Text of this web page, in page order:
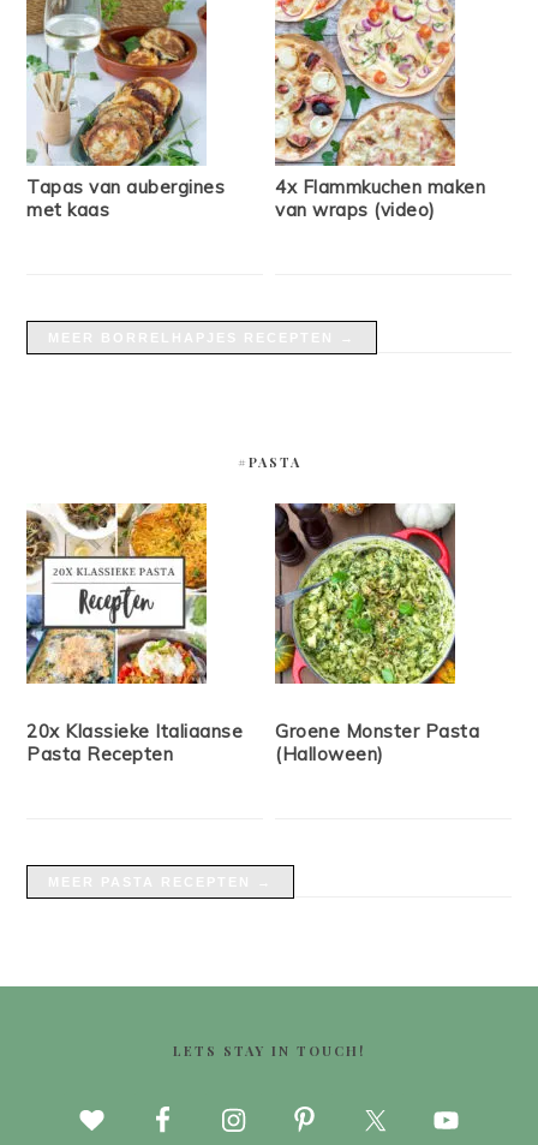
Tapas van aubergines
met kaas
4x Flammkuchen maken
van wraps (video)
#PASTA
20x Klassieke Italiaanse
Pasta Recepten
Groene Monster Pasta
(Halloween)
LETS STAY IN TOUCH!